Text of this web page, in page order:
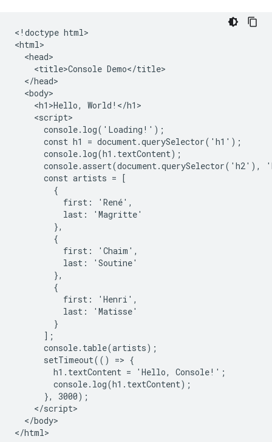
<!doctype html>
<html>
<head>
<title>Console Demo</title>
</head>
<body>
<h1>Hello, World!</h1>
<script>
console.log('Loading!');
const h1 = document.querySelector('h1');
console.log(h1.textContent);
console.assert(document.querySelector('h2'),
const artists = [
{
first: 'René',
last: 'Magritte'
},
{
first: 'Chaim',
last: 'Soutine'
},
{
first: 'Henri',
last: 'Matisse'
}
];
console.table(artists);
setTimeout(() => {
h1.textContent = 'Hello, Console!';
console.log(h1.textContent);
}, 3000);
</script>
</body>